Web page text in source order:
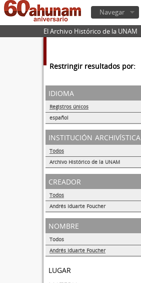
Navegar
El Archivo Histórico de la UNAM
Restringir resultados por:
idioma
Registros únicos
español
institución archivística
Todos
Archivo Histórico de la UNAM
creador
Todos
Andrés Iduarte Foucher
nombre
Todos
Andrés Iduarte Foucher
lugar